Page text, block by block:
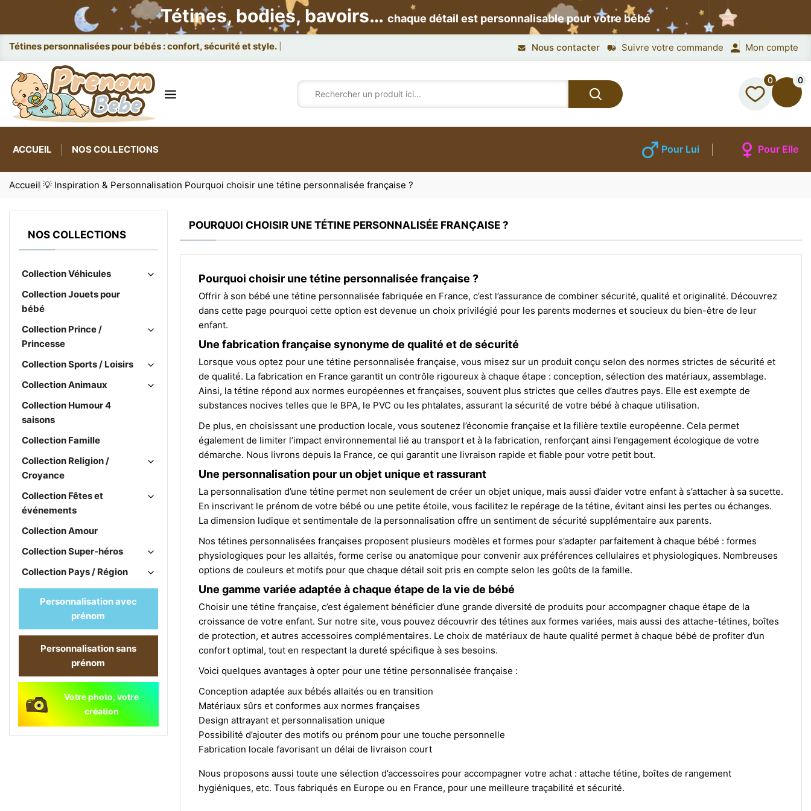
Tétines, bodies, bavoirs… chaque détail est personnalisable pour votre bébé
Tétines personnalisées pour bébés : confort, sécurité et style. Nous contacter Suivre votre commande Mon compte
0 0
ACCUEIL NOS COLLECTIONS Pour Lui Pour Elle
Accueil 💡 Inspiration & Personnalisation Pourquoi choisir une tétine personnalisée française ?
NOS COLLECTIONS
Collection Véhicules
Collection Jouets pour
bébé
Collection Prince /
Princesse
Collection Sports / Loisirs
Collection Animaux
Collection Humour 4
saisons
Collection Famille
Collection Religion /
Croyance
Collection Fêtes et
événements
Collection Amour
Collection Super-héros
Collection Pays / Région
Personnalisation avec
prénom
Personnalisation sans
prénom
Votre photo, votre
création
POURQUOI CHOISIR UNE TÉTINE PERSONNALISÉE FRANÇAISE ?
Pourquoi choisir une tétine personnalisée française ?
Offrir à son bébé une tétine personnalisée fabriquée en France, c’est l’assurance de combiner sécurité, qualité et originalité. Découvrez
dans cette page pourquoi cette option est devenue un choix privilégié pour les parents modernes et soucieux du bien-être de leur
enfant.
Une fabrication française synonyme de qualité et de sécurité
Lorsque vous optez pour une tétine personnalisée française, vous misez sur un produit conçu selon des normes strictes de sécurité et
de qualité. La fabrication en France garantit un contrôle rigoureux à chaque étape : conception, sélection des matériaux, assemblage.
Ainsi, la tétine répond aux normes européennes et françaises, souvent plus strictes que celles d’autres pays. Elle est exempte de
substances nocives telles que le BPA, le PVC ou les phtalates, assurant la sécurité de votre bébé à chaque utilisation.
De plus, en choisissant une production locale, vous soutenez l’économie française et la filière textile européenne. Cela permet
également de limiter l’impact environnemental lié au transport et à la fabrication, renforçant ainsi l’engagement écologique de votre
démarche. Nous livrons depuis la France, ce qui garantit une livraison rapide et fiable pour votre petit bout.
Une personnalisation pour un objet unique et rassurant
La personnalisation d’une tétine permet non seulement de créer un objet unique, mais aussi d’aider votre enfant à s’attacher à sa sucette.
En inscrivant le prénom de votre bébé ou une petite étoile, vous facilitez le repérage de la tétine, évitant ainsi les pertes ou échanges.
La dimension ludique et sentimentale de la personnalisation offre un sentiment de sécurité supplémentaire aux parents.
Nos tétines personnalisées françaises proposent plusieurs modèles et formes pour s’adapter parfaitement à chaque bébé : formes
physiologiques pour les allaités, forme cerise ou anatomique pour convenir aux préférences cellulaires et physiologiques. Nombreuses
options de couleurs et motifs pour que chaque détail soit pris en compte selon les goûts de la famille.
Une gamme variée adaptée à chaque étape de la vie de bébé
Choisir une tétine française, c’est également bénéficier d’une grande diversité de produits pour accompagner chaque étape de la
croissance de votre enfant. Sur notre site, vous pouvez découvrir des tétines aux formes variées, mais aussi des attache-tétines, boîtes
de protection, et autres accessoires complémentaires. Le choix de matériaux de haute qualité permet à chaque bébé de profiter d’un
confort optimal, tout en respectant la dureté spécifique à ses besoins.
Voici quelques avantages à opter pour une tétine personnalisée française :
Conception adaptée aux bébés allaités ou en transition
Matériaux sûrs et conformes aux normes françaises
Design attrayant et personnalisation unique
Possibilité d’ajouter des motifs ou prénom pour une touche personnelle
Fabrication locale favorisant un délai de livraison court
Nous proposons aussi toute une sélection d’accessoires pour accompagner votre achat : attache tétine, boîtes de rangement
hygiéniques, etc. Tous fabriqués en Europe ou en France, pour une meilleure traçabilité et sécurité.